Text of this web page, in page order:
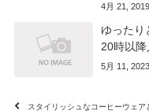
4月 21, 2019
ゆったり
20時以
5月 11, 2023
スタイリッシュなコーヒーウェア